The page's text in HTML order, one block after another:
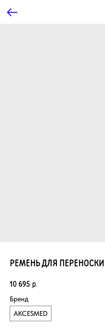
РЕМЕНЬ ДЛЯ
10 695 р.
Бренд
AKCESMED